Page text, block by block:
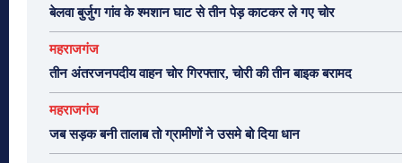
बेलवा बुर्जुग गांव के श्मशान घाट से तीन पेड़ काटकर ले गए चोर
महराजगंज
तीन अंतरजनपदीय वाहन चोर गिरफ्तार, चोरी की तीन बाइक बरामद
महराजगंज
जब सड़क बनी तालाब तो ग्रामीणों ने उसमे बो दिया धान